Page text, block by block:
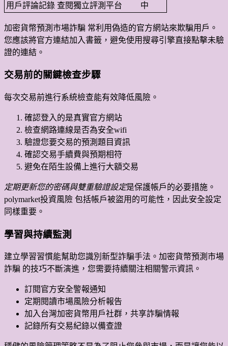
用戶評論記錄 查閱獨立評測平台 中
加密貨幣預測市場詐騙 常利用偽造的官方網站來欺騙用戶。
您應該將官方連結加入書籤，避免使用搜尋引擎直接點擊未驗
證的連結。
交易前的關鍵檢查步驟
每次交易前進行系統檢查能有效降低風險。
確認登入的是真實官方網站
檢查網路連線是否為安全wifi
驗證您要交易的預測題目資訊
確認交易手續費與預期相符
避免在陌生設備上進行大額交易
定期更新您的密碼與雙重驗證設定是保護帳戶的必要措施。
polymarket投資風險 包括帳戶被盜用的可能性，因此安全設定
同樣重要。
學習與持續監測
建立學習習慣能幫助您識別新型詐騙手法。加密貨幣預測市場
詐騙 的技巧不斷演進，您需要持續關注相關警示資訊。
訂閱官方安全警報通知
定期閱讀市場風險分析報告
加入台灣加密貨幣用戶社群，共享詐騙情報
記錄所有交易紀錄以備查證